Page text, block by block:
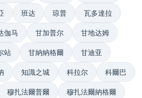
班达 琼普 瓦多達拉
伽马 甘加普尔 甘地达姆
站 甘納納格爾 甘迪亚
知識之城 科拉尔 科爾巴
穆扎法爾普爾 穆扎法爾納格爾